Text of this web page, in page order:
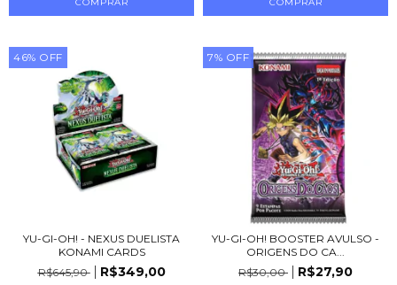
46% OFF
YU-GI-OH! - NEXUS DUELISTA
KONAMI CARDS
R$645,90
R$349,00
7% OFF
YU-GI-OH! BOOSTER AVULSO -
ORIGENS DO CA...
R$30,00
R$27,90